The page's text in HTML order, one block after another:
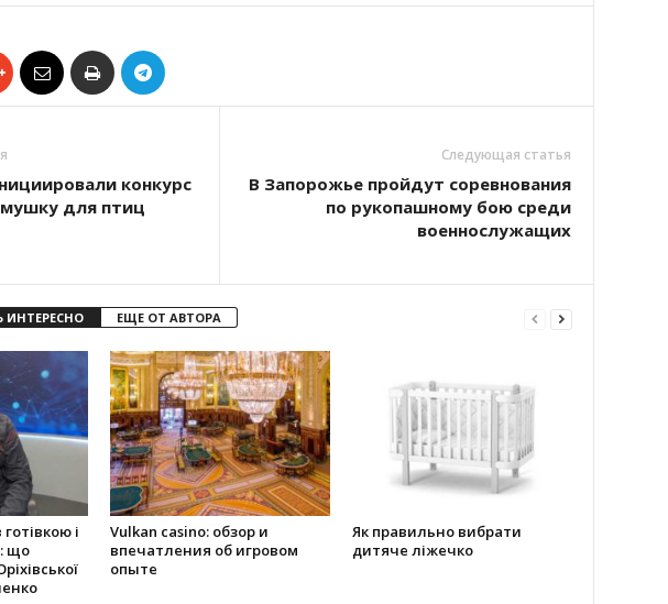
конкурс
для птиц
Следующая статья
В Запорожье пройдут соревнования
по рукопашному бою среди
военнослужащих
ИНТЕРЕСНО ЕЩЕ ОТ АВТОРА
і
що
Vulkan casino: обзор и
впечатления об игровом
опыте
Як правильно вибрати
дитяче ліжечко